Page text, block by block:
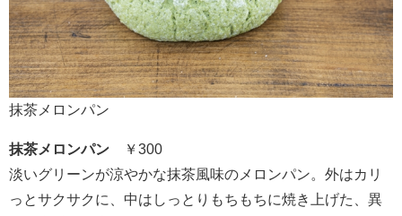
抹茶メロンパン
抹茶メロンパン ￥300
淡いグリーンが涼やかな抹茶風味のメロンパン。外はカリ
っとサクサクに、中はしっとりもちもちに焼き上げた、異